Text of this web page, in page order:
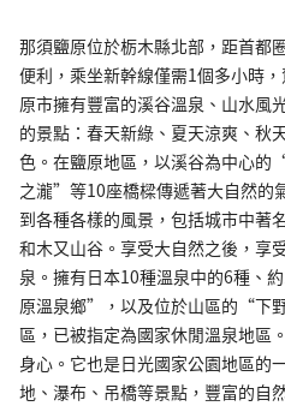
那須鹽原位於栃木縣北部，距首都
便利，乘坐新幹線僅需1個多小時
原市擁有豐富的溪谷溫泉、山水風
的景點：春天新綠、夏天涼爽、秋
色。在鹽原地區，以溪谷為中心
之瀧”等10座橋樑傳遞著大自然的
到各種各樣的風景，包括城市中著
和木又山谷。享受大自然之後，享
泉。擁有日本10種溫泉中的6種、
原溫泉鄉”，以及位於山區的“下
區，已被指定為國家休閒溫泉地區
身心。它也是日光國家公園地區的
地、瀑布、吊橋等景點，豐富的自